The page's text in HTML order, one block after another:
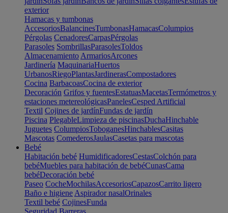
exterior
Hamacas y tumbonas
AccesoriosBalancinesTumbonasHamacasColumpios
Pérgolas CenadoresCarpasPérgolas
Parasoles SombrillasParasolesToldos
Almacenamiento ArmariosArcones
Jardinería MaquinariaHuertos
UrbanosRiegoPlantasJardinerasCompostadores
Cocina BarbacoasCocina de exterior
Decoración Grifos y fuentesEstatuasMacetasTermómetros y
estaciones metereológicasPanelesCesped Artificial
Textil Cojines de jardínFundas de jardín
Piscina PlegableLimpieza de piscinasDuchaHinchable
Juguetes ColumpiosToboganesHinchablesCasitas
Mascotas ComederosJaulasCasetas para mascotas
Bebé
Habitación bebé HumidificadoresCestasColchón para
bebéMuebles para habitación de bebéCunasCama
bebéDecoración bebé
Paseo CocheMochilasAccesoriosCapazosCarrito ligero
Baño e higiene Aspirador nasalOrinales
Textil bebé CojinesFunda
Seguridad Barreras